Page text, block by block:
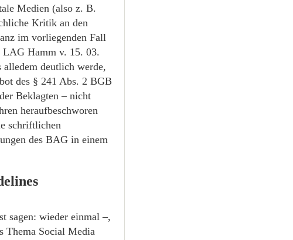
Medien (also z. B.
Kritik an den
im vorliegenden Fall
LAG Hamm v. 15. 03.
alledem deutlich werde,
des § 241 Abs. 2 BGB
Beklagten – nicht
heraufbeschworen
schriftlichen
des BAG in einem
sagen: wieder einmal –,
Thema Social Media